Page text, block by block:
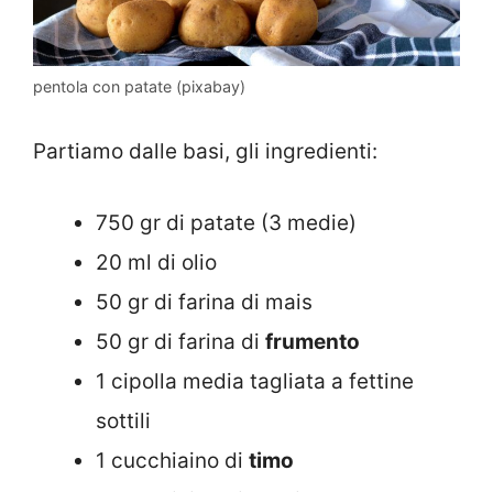
pentola con patate (pixabay)
Partiamo dalle basi, gli ingredienti:
750 gr di patate (3 medie)
20 ml di olio
50 gr di farina di mais
50 gr di farina di frumento
1 cipolla media tagliata a fettine
sottili
1 cucchiaino di timo